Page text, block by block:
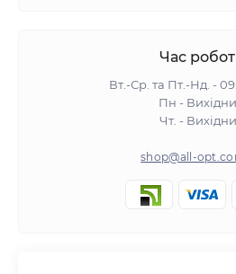
Час
Вт.-Ср. та Пт.-Нд. -
Пн -
Чт. -
shop@all-